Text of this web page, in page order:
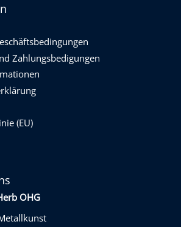
Zahlungsbedigungen
(EU)
OHG